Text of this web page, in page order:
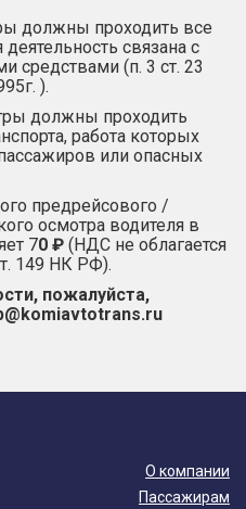
должны проходить все
связана с
средствами (п. 3 ст. 23
).
должны проходить
работа которых
или опасных
предрейсового /
осмотра водителя в
70 ₽ (НДС не облагается
149 НК РФ).
пожалуйста,
О компании
Пассажирам